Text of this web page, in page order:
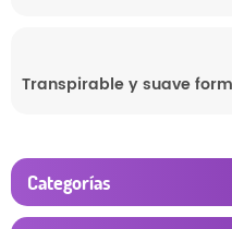
Categorías